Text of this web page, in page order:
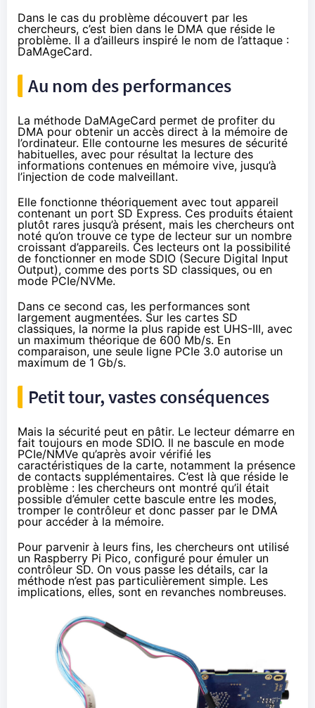
Dans le cas du problème découvert par les
chercheurs, c’est bien dans le DMA que réside le
problème. Il a d’ailleurs inspiré le nom de l’attaque :
DaMAgeCard.
Au nom des performances
La méthode DaMAgeCard permet de profiter du
DMA pour obtenir un accès direct à la mémoire de
l’ordinateur. Elle contourne les mesures de sécurité
habituelles, avec pour résultat la lecture des
informations contenues en mémoire vive, jusqu’à
l’injection de code malveillant.
Elle fonctionne théoriquement avec tout appareil
contenant un port SD Express. Ces produits étaient
plutôt rares jusqu’à présent, mais les chercheurs ont
noté qu’on trouve ce type de lecteur sur un nombre
croissant d’appareils. Ces lecteurs ont la possibilité
de fonctionner en mode SDIO (Secure Digital Input
Output), comme des ports SD classiques, ou en
mode PCIe/NVMe.
Dans ce second cas, les performances sont
largement augmentées. Sur les cartes SD
classiques, la norme la plus rapide est UHS-III, avec
un maximum théorique de 600 Mb/s. En
comparaison, une seule ligne PCIe 3.0 autorise un
maximum de 1 Gb/s.
Petit tour, vastes conséquences
Mais la sécurité peut en pâtir. Le lecteur démarre en
fait toujours en mode SDIO. Il ne bascule en mode
PCIe/NMVe qu’après avoir vérifié les
caractéristiques de la carte, notamment la présence
de contacts supplémentaires. C’est là que réside le
problème : les chercheurs ont montré qu’il était
possible d’émuler cette bascule entre les modes,
tromper le contrôleur et donc passer par le DMA
pour accéder à la mémoire.
Pour parvenir à leurs fins, les chercheurs ont utilisé
un Raspberry Pi Pico, configuré pour émuler un
contrôleur SD. On vous passe les détails, car la
méthode n’est pas particulièrement simple. Les
implications, elles, sont en revanches nombreuses.